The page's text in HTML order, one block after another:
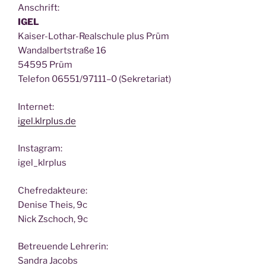
Anschrift:
IGEL
Kai­ser-Lothar-Real­schu­le plus Prüm
Wan­dal­bert­stra­ße 16
54595 Prüm
Tele­fon 06551/97111–0 (Sekre­ta­ri­at)
Inter­net:
igel.klrplus.de
Insta­gram:
igel_klrplus
Chef­re­dak­teu­re:
Deni­se Theis, 9c
Nick Zscho­ch, 9c
Betreu­en­de Lehrerin:
San­dra Jacobs